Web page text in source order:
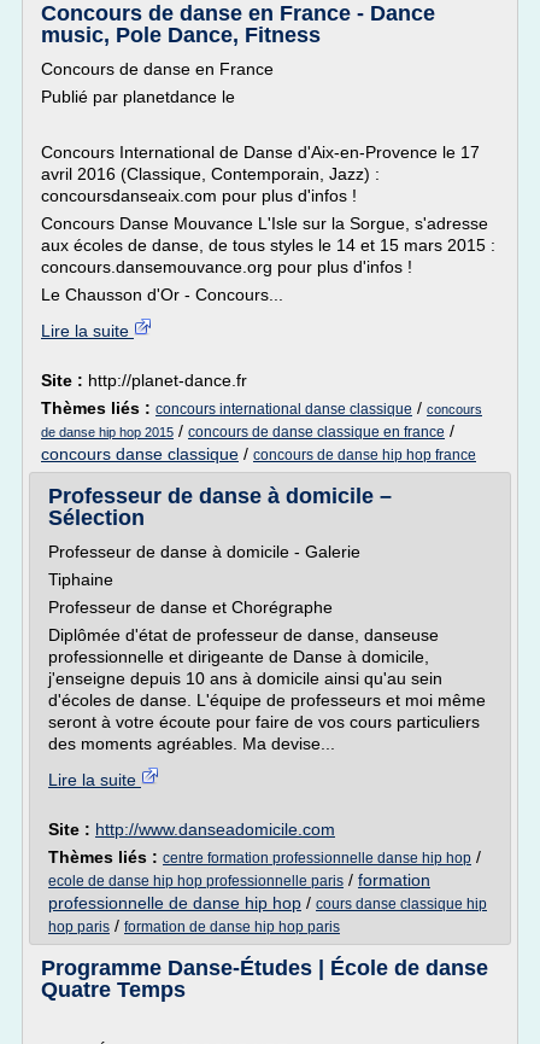
Concours de danse en France - Dance
music, Pole Dance, Fitness
Concours de danse en France
Publié par planetdance le
Concours International de Danse d'Aix-en-Provence le 17
avril 2016 (Classique, Contemporain, Jazz) :
concoursdanseaix.com pour plus d'infos !
Concours Danse Mouvance L'Isle sur la Sorgue, s'adresse
aux écoles de danse, de tous styles le 14 et 15 mars 2015 :
concours.dansemouvance.org pour plus d'infos !
Le Chausson d'Or - Concours...
Lire la suite
Site : http://planet-dance.fr
Thèmes liés : concours international danse classique / concours
de danse hip hop 2015 / concours de danse classique en france /
concours danse classique / concours de danse hip hop france
Professeur de danse à domicile –
Sélection
Professeur de danse à domicile - Galerie
Tiphaine
Professeur de danse et Chorégraphe
Diplômée d'état de professeur de danse, danseuse
professionnelle et dirigeante de Danse à domicile,
j'enseigne depuis 10 ans à domicile ainsi qu'au sein
d'écoles de danse. L'équipe de professeurs et moi même
seront à votre écoute pour faire de vos cours particuliers
des moments agréables. Ma devise...
Lire la suite
Site : http://www.danseadomicile.com
Thèmes liés : centre formation professionnelle danse hip hop /
ecole de danse hip hop professionnelle paris / formation
professionnelle de danse hip hop / cours danse classique hip
hop paris / formation de danse hip hop paris
Programme Danse-Études | École de danse
Quatre Temps